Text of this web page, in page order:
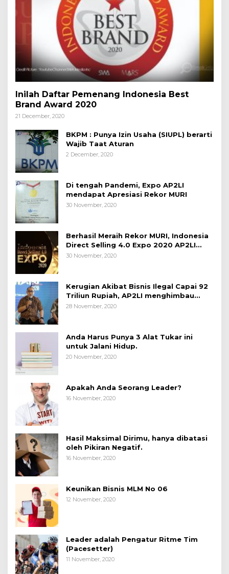
Inilah Daftar Pemenang Indonesia Best
Brand Award 2020
21 December, 2020
BKPM : Punya Izin Usaha (SIUPL) berarti
Wajib Taat Aturan
2 December, 2020
Di tengah Pandemi, Expo AP2LI
mendapat Apresiasi Rekor MURI
30 November, 2020
Berhasil Meraih Rekor MURI, Indonesia
Direct Selling 4.0 Expo 2020 AP2LI
berakhir sangat memuaskan
30 November, 2020
Kerugian Akibat Bisnis Ilegal Capai 92
Triliun Rupiah, AP2LI menghimbau
masyarakat Waspada.
28 November, 2020
Anda Harus Punya 3 Alat Tukar ini
untuk Jalani Hidup.
20 November, 2020
Apakah Anda Seorang Leader?
16 November, 2020
Hasil Maksimal Dirimu, hanya dibatasi
oleh Pikiran Negatif.
16 November, 2020
Keunikan Bisnis MLM No 06
12 November, 2020
Leader adalah Pengatur Ritme Tim
(Pacesetter)
11 November, 2020